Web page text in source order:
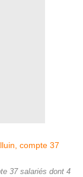
37 salariés dont 4